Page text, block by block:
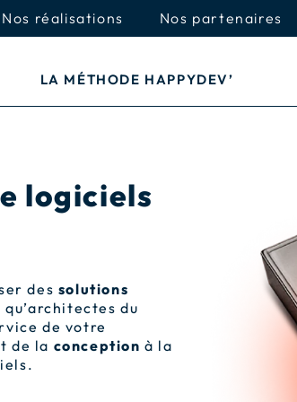
Nos réalisations Nos partenaires
LA MÉTHODE HAPPYDEV’
logiciels
des solutions
du
de votre
de la conception à la